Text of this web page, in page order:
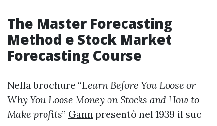
The Master Forecasting
Method e Stock Market
Forecasting Course
Nella brochure “Learn Before You Loose or
Why You Loose Money on Stocks and How to
Make profits” Gann presentò nel 1939 il suo